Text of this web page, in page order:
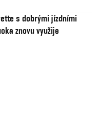
s dobrými jízdními
znovu využije